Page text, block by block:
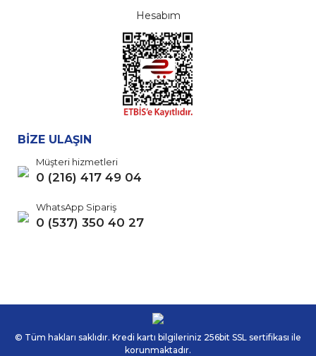
Hesabım
BİZE ULAŞIN
Müşteri hizmetleri
0 (216) 417 49 04
WhatsApp Sipariş
0 (537) 350 40 27
© Tüm hakları saklıdır. Kredi kartı bilgileriniz 256bit SSL sertifikası ile
korunmaktadır.